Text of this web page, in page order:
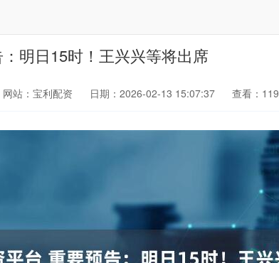
明日15时！王兴兴等将出席
网站：宝利配资 日期：2026-02-13 15:07:37 查看：119